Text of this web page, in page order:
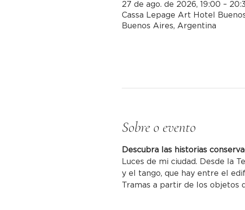
27 de ago. de 2026, 19:00 –
Cassa Lepage Art Hotel
Buenos Aires, Argentina
Sobre o evento
Descubra las historias
Luces de mi ciudad. Desde la
y el tango, que hay entre el
Tramas a partir de los objetos